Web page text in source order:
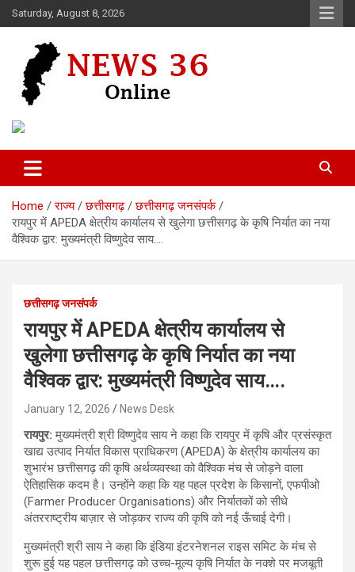
Skip
to
Saturday, August 8, 2026
News 36
Home राज्य छत्तीसगढ़
छत्तीसगढ़ जनसंपर्क
रायपुर में APEDA क्षेत्रीय कार्यालय से खुलेगा छत्तीसगढ़ के कृषि निर्यात का नया
वैश्विक द्वार: मुख्यमंत्री विष्णुदेव साय….
छत्तीसगढ़ जनसंपर्क
रायपुर में APEDA क्षेत्रीय कार्यालय से
खुलेगा छत्तीसगढ़ के कृषि निर्यात का नया
वैश्विक द्वार: मुख्यमंत्री विष्णुदेव साय….
January 12, 2026 News Desk
रायपुर:मुख्यमंत्री श्री विष्णुदेव साय ने कहा कि रायपुर में कृषि और प्रसंस्कृत
खाद्य उत्पाद निर्यात विकास प्राधिकरण (APEDA) के क्षेत्रीय कार्यालय का
शुभारंभ छत्तीसगढ़ की कृषि अर्थव्यवस्था को वैश्विक मंच से जोड़ने वाला
ऐतिहासिक कदम है। उन्होंने कहा कि यह पहल प्रदेश के किसानों, एफपीओ
(Farmer Producer Organisations) और निर्यातकों को सीधे
अंतरराष्ट्रीय बाज़ार से जोड़कर राज्य की कृषि को नई ऊँचाई देगी।
मुख्यमंत्री श्री साय ने कहा कि इंडिया इंटरनेशनल राइस समिट के मंच से
शुरू हुई यह पहल छत्तीसगढ़ को उच्च-मूल्य कृषि निर्यात के नक्शे पर मजबूती